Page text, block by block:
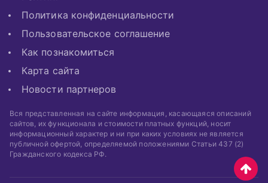
Политика конфиденциальности
Пользовательское соглашение
Как познакомиться
Карта сайта
Новости партнеров
Вся представленная на сайте информация, касающаяся описаний
сайтов, их функционала и стоимости платных функций, носит
информационный характер и ни при каких условиях не является
публичной офертой, определяемой положениями Статьи 437 (2)
Гражданского кодекса РФ.